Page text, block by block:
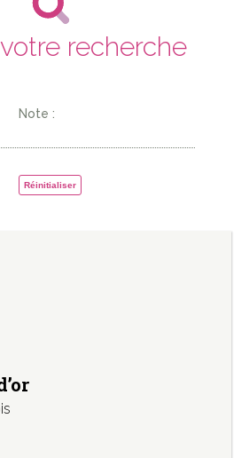
recherche
Note :
Réinitialiser